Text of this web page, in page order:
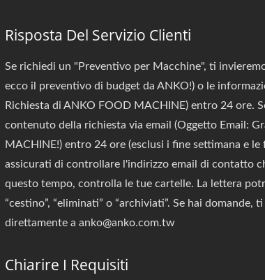
Risposta Del Servizio Clienti
Se richiedi un "Preventivo per Macchine", ti
ecco il preventivo di budget da ANKO!) o le
Richiesta di ANKO FOOD MACHINE) entro 24 ore.
contenuto della richiesta via email (Oggetto Email:
MACHINE!) entro 24 ore (esclusi i fine settimana e
assicurati di controllare l'indirizzo email di contatto
questo tempo, controlla le tue cartelle. La lettera
“cestino”, “eliminati” o “archiviati”. Se hai domande,
direttamente a anko@anko.com.tw
Chiarire I Requisiti